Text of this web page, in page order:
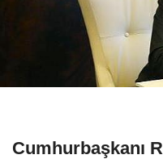
Cumhurbaşkanı